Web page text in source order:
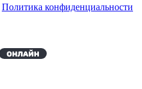
Политика конфиденциальности